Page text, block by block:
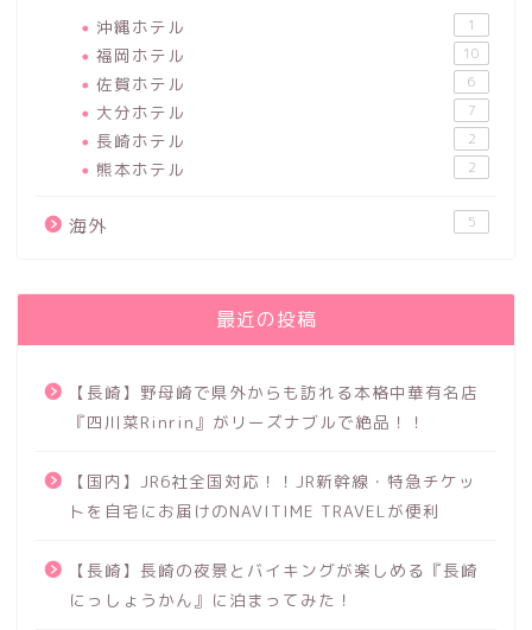
沖縄ホテル 1
福岡ホテル 10
佐賀ホテル 6
大分ホテル 7
長崎ホテル 2
熊本ホテル 2
海外 5
最近の投稿
【長崎】野母崎で県外からも訪れる本格中華有名店
『四川菜Rinrin』がリーズナブルで絶品！！
【国内】JR6社全国対応！！JR新幹線・特急チケッ
トを自宅にお届けのNAVITIME TRAVELが便利
【長崎】長崎の夜景とバイキングが楽しめる『長崎
にっしょうかん』に泊まってみた！